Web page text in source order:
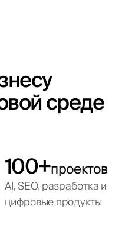
среде
100+проектов
AI, SEO, разработка и
цифровые продукты